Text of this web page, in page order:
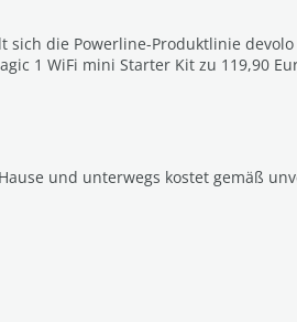
die Powerline-Produktlinie
1 WiFi mini Starter Kit zu 119,90
und unterwegs kostet gemäß